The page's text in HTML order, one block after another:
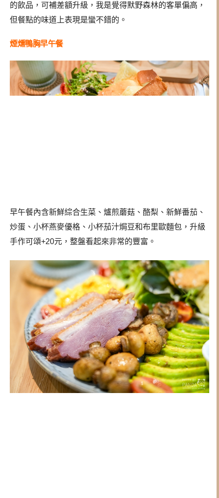
的飲品，可補差額升級， 我是覺得默野森林的客單偏高，
但餐點的味道上表現是蠻不錯的。
煙燻鴨胸早午餐
早午餐內含新鮮綜合生菜、爐煎蘑菇、酪梨、新鮮番茄、
炒蛋、小杯燕麥優格、小杯茄汁焗豆和布里歐麵包，升級
手作可頌+20元，整盤看起來非常的豐富。